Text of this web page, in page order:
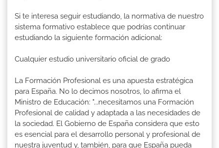
Si te interesa seguir estudiando, la normativa de nuestro
sistema formativo establece que podrías continuar
estudiando la siguiente formación adicional:
Cualquier estudio universitario oficial de grado
La Formación Profesional es una apuesta estratégica
para España. No lo decimos nosotros, lo afirma el
Ministro de Educación: "...necesitamos una Formación
Profesional de calidad y adaptada a las necesidades de
la sociedad. El Gobierno de España considera que esto
es esencial para el desarrollo personal y profesional de
nuestra juventud y, también, para que España pueda